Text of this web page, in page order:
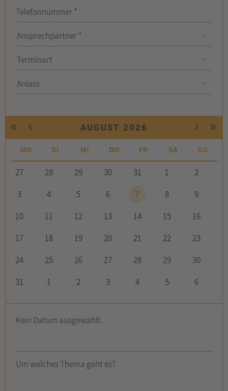
Telefonnummer *
Ansprechpartner *
Terminart
Anlass
« ‹ AUGUST 2026 › »
MO DI MI DO FR SA SO
27 28 29 30 31 1
2
3
4 5 6 7 8
9
10
11 12 13 14 15
16
17
18 19 20 21 22
23
24
25 26 27 28 29
30
31
1 2 3 4 5 6
Kein Datum ausgewählt
Um welches Thema geht es?